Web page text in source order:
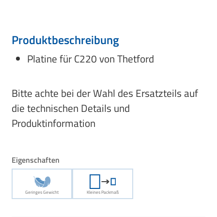
Produktbeschreibung
Platine für C220 von Thetford
Bitte achte bei der Wahl des Ersatzteils auf
die technischen Details und
Produktinformation
Eigenschaften
Geringes Gewicht Kleines Packmaß